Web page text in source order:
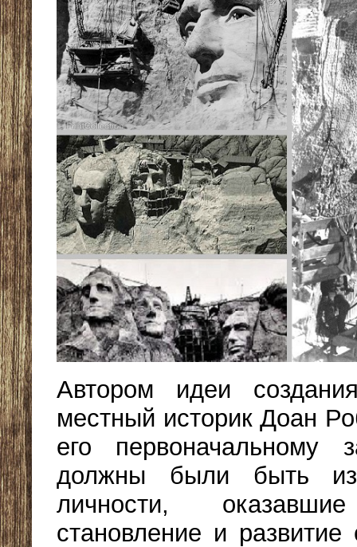
Автором идеи
местный историк Доан
его первоначальному
должны были быть
личности,
становление и